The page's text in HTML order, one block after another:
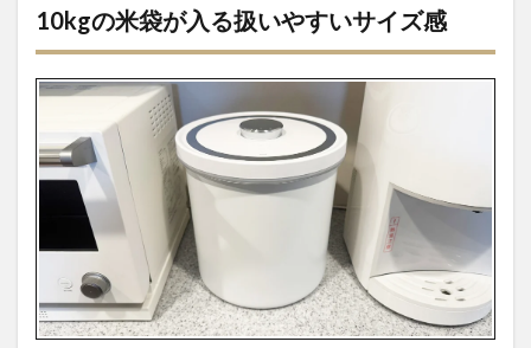
10kgの米袋が入る扱いやすいサイズ感